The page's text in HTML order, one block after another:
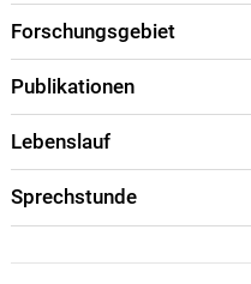
Forschungsgebiet
Publikationen
Lebenslauf
Sprechstunde